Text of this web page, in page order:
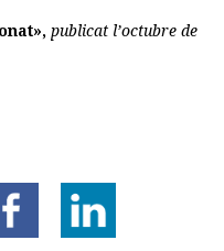
publicat l’octubre de